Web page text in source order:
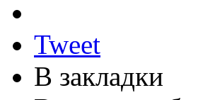
Tweet
В закладки